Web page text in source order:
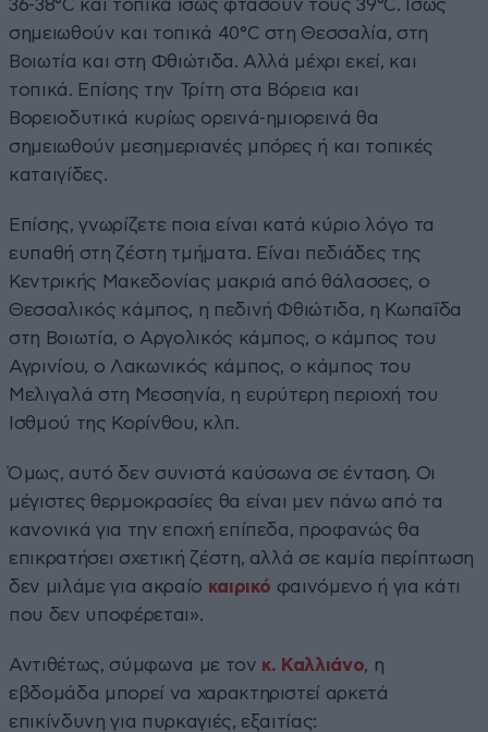
36-38°C και τοπικά ίσως φτάσουν τους 39°C. Ίσως
σημειωθούν και τοπικά 40°C στη Θεσσαλία, στη
Βοιωτία και στη Φθιώτιδα. Αλλά μέχρι εκεί, και
τοπικά. Επίσης την Τρίτη στα Βόρεια και
Βορειοδυτικά κυρίως ορεινά-ημιορεινά θα
σημειωθούν μεσημεριανές μπόρες ή και τοπικές
καταιγίδες.
Επίσης, γνωρίζετε ποια είναι κατά κύριο λόγο τα
ευπαθή στη ζέστη τμήματα. Είναι πεδιάδες της
Κεντρικής Μακεδονίας μακριά από θάλασσες, ο
Θεσσαλικός κάμπος, η πεδινή Φθιώτιδα, η Κωπαΐδα
στη Βοιωτία, ο Αργολικός κάμπος, ο κάμπος του
Αγρινίου, ο Λακωνικός κάμπος, ο κάμπος του
Μελιγαλά στη Μεσσηνία, η ευρύτερη περιοχή του
Ισθμού της Κορίνθου, κλπ.
Όμως, αυτό δεν συνιστά καύσωνα σε ένταση. Οι
μέγιστες θερμοκρασίες θα είναι μεν πάνω από τα
κανονικά για την εποχή επίπεδα, προφανώς θα
επικρατήσει σχετική ζέστη, αλλά σε καμία περίπτωση
δεν μιλάμε για ακραίο καιρικό φαινόμενο ή για κάτι
που δεν υποφέρεται».
Αντιθέτως, σύμφωνα με τον κ. Καλλιάνο, η
εβδομάδα μπορεί να χαρακτηριστεί αρκετά
επικίνδυνη για πυρκαγιές, εξαιτίας: